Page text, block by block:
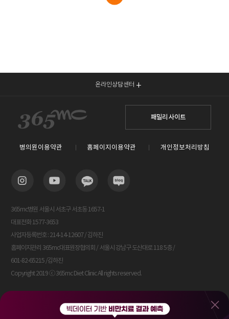
온라인상담센터
패밀리 사이트
병의원이용약관 홈페이지이용약관 개인정보처리방침
365mc병원 서울시 서초구 서초동 1657-1
대표전화 1577-3653
사업자등록번호 : 214-14-12607 / 김하진
홈페이지관리 365mc대표원장협의회 / 서울시 강남구 도산대로 118 5층 /
601-82-65215 /김하진
Copyright 2019 ⓒ 365mc Diet Clinic All rights reserved.